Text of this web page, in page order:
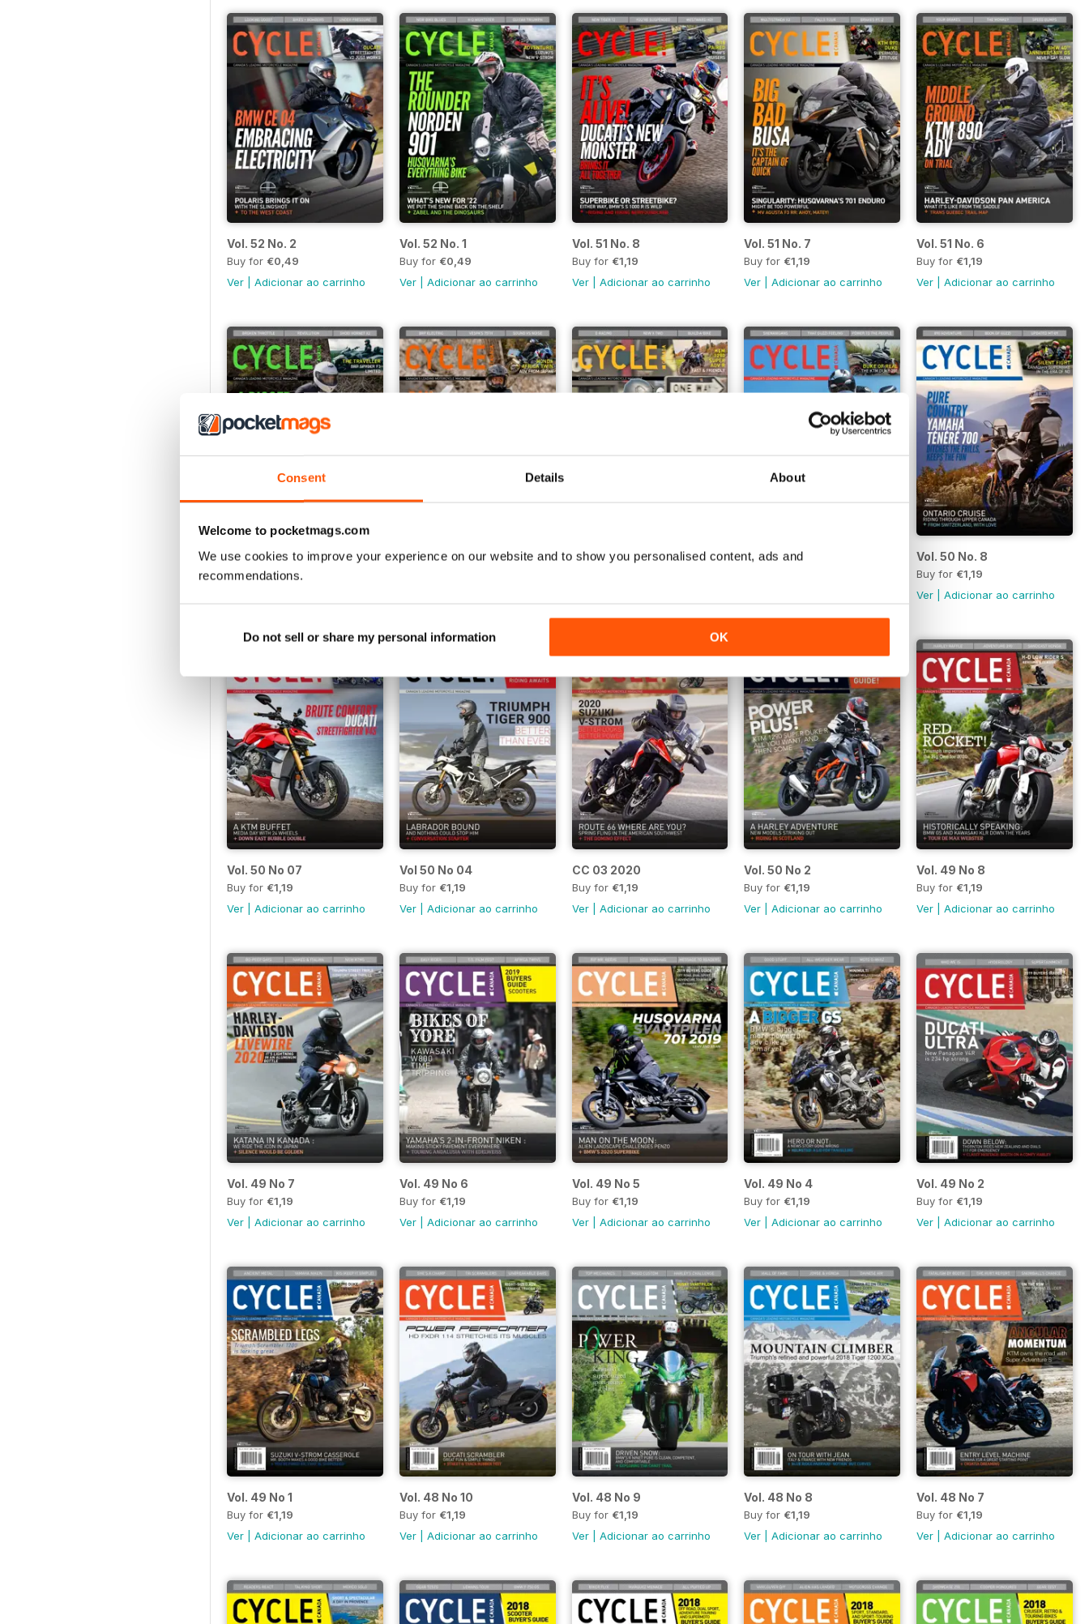
Consent Details About
Welcome to pocketmags.com
We use cookies to improve your experience on our website and to show you personalised content, ads and
recommendations.
Do not sell or share my personal information OK
Vol. 52 No. 2
Buy for €0,49
Ver
Adicionar ao carrinho
Vol. 52 No. 1
Buy for €0,49
Ver| Adicionar ao carrinho
Vol. 51 No. 8
Buy for €1,19
Ver| Adicionar ao carrinho
Vol. 51 No. 7
Buy for €1,19
Ver |Adicionar ao carrinho
Vol. 51 No. 6
Buy for €1,19
Ver |Adicionar ao carrinho
Vol. 51 No. 5
Buy for€1,19
Vol. 51 No. 3 Vol. 51 No. 2 Vol. 51 No. 1 Vol. 50 No. 8
Buy for €1,19
Ver |Adicionar ao carrinho
Vol. 50 No 07
Buy for €1,19
Ver
Adicionar ao carrinho
Vol 50 No 04
Buy for €1,19
Ver| Adicionar ao carrinho
CC 03 2020
Buy for €1,19
Ver| Adicionar ao carrinho
Vol. 50 No 2
Buy for €1,19
Ver |Adicionar ao carrinho
Vol. 49 No 8
Buy for €1,19
Ver |Adicionar ao carrinho
Vol. 49 No 7
Buy for €1,19
Ver
Adicionar ao carrinho
Vol. 49 No 6
Buy for €1,19
Ver| Adicionar ao carrinho
Vol. 49 No 5
Buy for €1,19
Ver| Adicionar ao carrinho
Vol. 49 No 4
Buy for €1,19
Ver |Adicionar ao carrinho
Vol. 49 No 2
Buy for €1,19
Ver |Adicionar ao carrinho
Vol. 49 No 1
Buy for €1,19
Ver
Adicionar ao carrinho
Vol. 48 No 10
Buy for €1,19
Ver| Adicionar ao carrinho
Vol. 48 No 9
Buy for €1,19
Ver| Adicionar ao carrinho
Vol. 48 No 8
Buy for €1,19
Ver |Adicionar ao carrinho
Vol. 48 No 7
Buy for €1,19
Ver |Adicionar ao carrinho